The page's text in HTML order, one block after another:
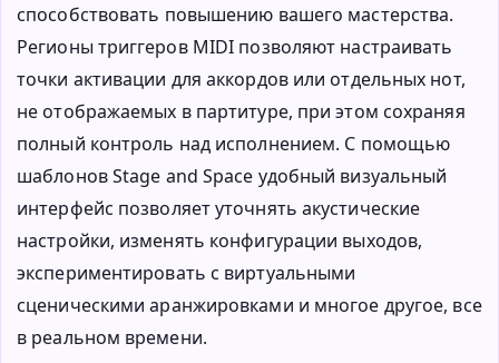
способствовать повышению вашего мастерства.
Регионы триггеров MIDI позволяют настраивать
точки активации для аккордов или отдельных нот,
не отображаемых в партитуре, при этом сохраняя
полный контроль над исполнением. С помощью
шаблонов Stage and Space удобный визуальный
интерфейс позволяет уточнять акустические
настройки, изменять конфигурации выходов,
экспериментировать с виртуальными
сценическими аранжировками и многое другое, все
в реальном времени.